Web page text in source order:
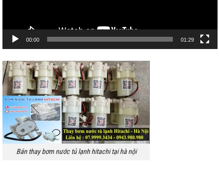
00:00 01:29
Bán thay bơm nước tủ lạnh hitachi tại hà nội